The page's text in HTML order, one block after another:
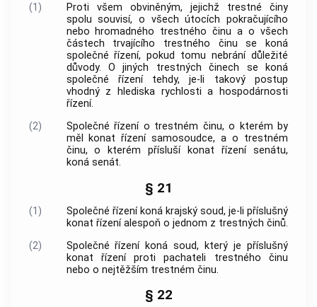
(1) Proti všem obviněným, jejichž trestné činy
spolu souvisí, o všech útocích pokračujícího
nebo hromadného trestného činu a o všech
částech trvajícího trestného činu se koná
společné řízení, pokud tomu nebrání důležité
důvody. O jiných trestných činech se koná
společné řízení tehdy, je-li takový postup
vhodný z hlediska rychlosti a hospodárnosti
řízení.
(2)
Společné řízení o trestném činu, o kterém by
měl konat řízení samosoudce, a o trestném
činu, o kterém přísluší konat řízení senátu,
koná senát.
§ 21
(1)
Společné řízení koná krajský soud, je-li příslušný
konat řízení alespoň o jednom z trestných činů.
(2)
Společné řízení koná soud, který je příslušný
konat řízení proti pachateli trestného činu
nebo o nejtěžším trestném činu.
§ 22